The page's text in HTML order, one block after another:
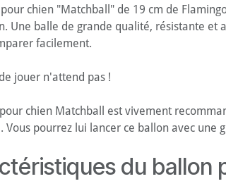
chien "Matchball" de 19 cm de
Une balle de grande qualité, résistante
facilement.
jouer n'attend pas !
chien Matchball est vivement
Vous pourrez lui lancer ce ballon avec une
du